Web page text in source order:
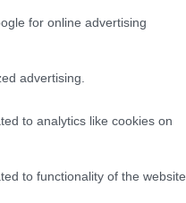
for online advertising
advertising.
to analytics like cookies on
to functionality of the website
preoccupato
ecologica
Anzi, i
Foglioa vari
che vuole lui,